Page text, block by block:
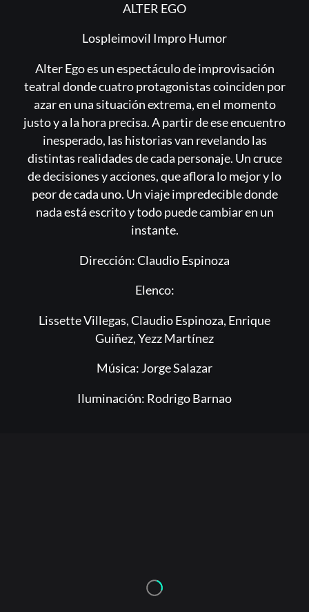
ALTER EGO
Lospleimovil Impro Humor
Alter Ego es un espectáculo de improvisación
teatral donde cuatro protagonistas coinciden por
azar en una situación extrema, en el momento
justo y a la hora precisa. A partir de ese encuentro
inesperado, las historias van revelando las
distintas realidades de cada personaje. Un cruce
de decisiones y acciones, que aflora lo mejor y lo
peor de cada uno. Un viaje impredecible donde
nada está escrito y todo puede cambiar en un
instante.
Dirección: Claudio Espinoza
Elenco:
Lissette Villegas, Claudio Espinoza, Enrique
Guiñez, Yezz Martínez
Música: Jorge Salazar
Iluminación: Rodrigo Barnao